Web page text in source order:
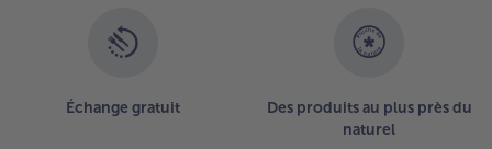
Échange gratuit
Des produits au plus près du
naturel